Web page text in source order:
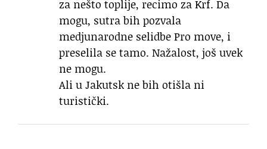
za nešto toplije, recimo za Krf. Da
mogu, sutra bih pozvala
medjunarodne selidbe Pro move, i
preselila se tamo. Nažalost, još uvek
ne mogu.
Ali u Jakutsk ne bih otišla ni
turistički.